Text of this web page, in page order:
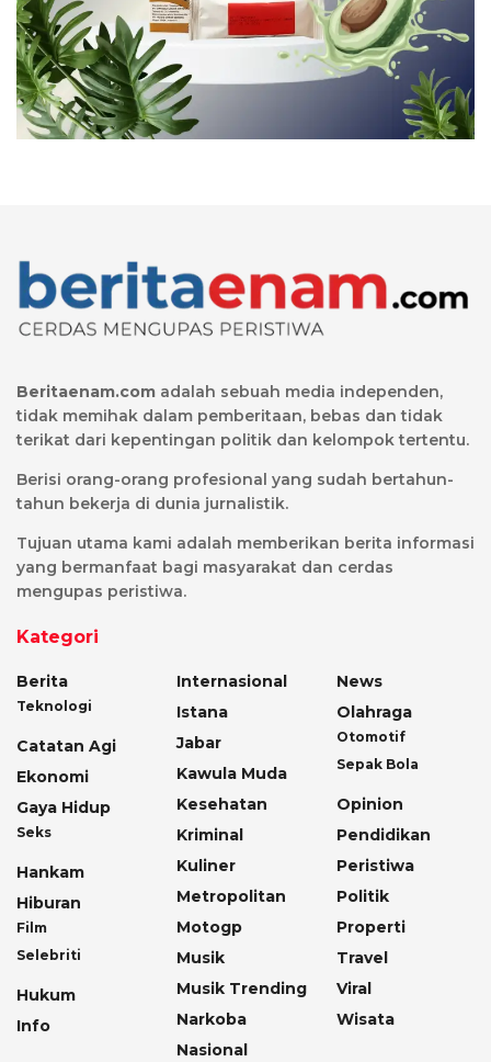
Beritaenam.com adalah sebuah media independen,
tidak memihak dalam pemberitaan, bebas dan tidak
terikat dari kepentingan politik dan kelompok tertentu.
Berisi orang-orang profesional yang sudah bertahun-
tahun bekerja di dunia jurnalistik.
Tujuan utama kami adalah memberikan berita informasi
yang bermanfaat bagi masyarakat dan cerdas
mengupas peristiwa.
Kategori
Berita
Teknologi
Catatan Agi
Ekonomi
Gaya Hidup
Seks
Hankam
Hiburan
Film
Selebriti
Hukum
Info
Internasional
Istana
Jabar
Kawula Muda
Kesehatan
Kriminal
Kuliner
Metropolitan
Motogp
Musik
Musik Trending
Narkoba
Nasional
News
Olahraga
Otomotif
Sepak Bola
Opinion
Pendidikan
Peristiwa
Politik
Properti
Travel
Viral
Wisata